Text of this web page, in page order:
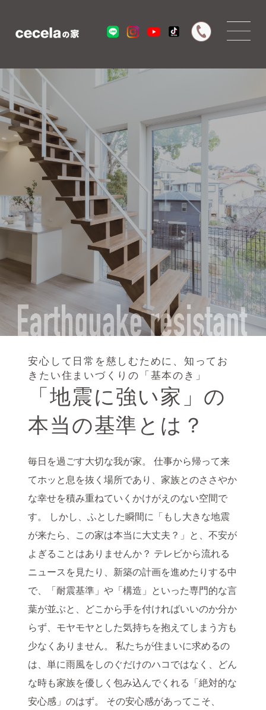
安心して日常を慈しむために、知ってお
きたい住まいづくりの「基本のき」
「地震に強い家」の
本当の基準とは？
毎日を過ごす大切な我が家。
仕事から帰って来
てホッと息を抜く場所であり、家族とのささやか
な幸せを積み重ねていくかけがえのない空間で
す。
しかし、ふとした瞬間に「もし大きな地震
が来たら、この家は本当に大丈夫？」と、不安が
よぎることはありませんか？ テレビから流れる
ニュースを見たり、新築の計画を進めたりする中
で、「耐震基準」や「構造」といった専門的な言
葉が並ぶと、どこから手を付ければいいのか分か
らず、モヤモヤとした気持ちを抱えてしまう方も
少なくありません。
私たちが住まいに求めるの
は、単に雨風をしのぐだけのハコではなく、どん
な時も家族を優しく包み込んでくれる「絶対的な
安心感」のはず。
その安心感があってこそ、